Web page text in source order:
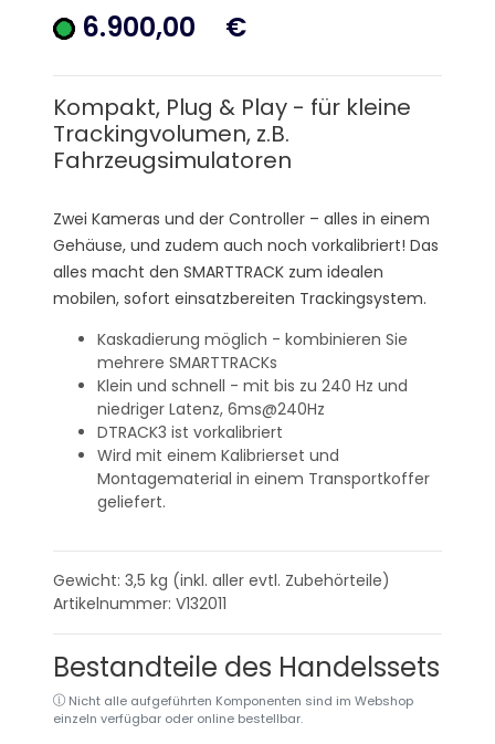
6.900,00 €
Kompakt, Plug & Play - für kleine
Trackingvolumen, z.B.
Fahrzeugsimulatoren
Zwei Kameras und der Controller – alles in einem
Gehäuse, und zudem auch noch vorkalibriert! Das
alles macht den SMARTTRACK zum idealen
mobilen, sofort einsatzbereiten Trackingsystem.
Kaskadierung möglich - kombinieren Sie
mehrere SMARTTRACKs
Klein und schnell - mit bis zu 240 Hz und
niedriger Latenz, 6ms@240Hz
DTRACK3 ist vorkalibriert
Wird mit einem Kalibrierset und
Montagematerial in einem Transportkoffer
geliefert.
Gewicht: 3,5 kg (inkl. aller evtl. Zubehörteile)
Artikelnummer: V132011
Bestandteile des Handelssets
Nicht alle aufgeführten Komponenten sind im Webshop
einzeln verfügbar oder online bestellbar.